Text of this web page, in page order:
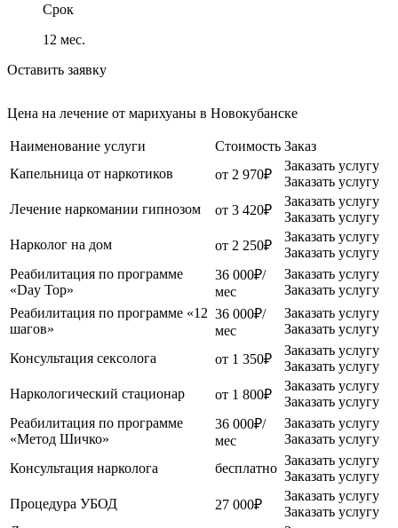
Срок
12 мес.
Оставить заявку
Цена на лечение от марихуаны в Новокубанске
Наименование услуги Стоимость Заказ
Капельница от наркотиков
от 2 970₽
Заказать услугу
Заказать услугу
Лечение наркомании гипнозом
от 3 420₽
Заказать услугу
Заказать услугу
Нарколог на дом
от 2 250₽
Заказать услугу
Заказать услугу
Реабилитация по программе
«Day Top»
36 000₽/
мес
Заказать услугу
Заказать услугу
Реабилитация по программе «12
шагов»
36 000₽/
мес
Заказать услугу
Заказать услугу
Консультация сексолога
от 1 350₽
Заказать услугу
Заказать услугу
Наркологический стационар
от 1 800₽
Заказать услугу
Заказать услугу
Реабилитация по программе
«Метод Шичко»
36 000₽/
мес
Заказать услугу
Заказать услугу
Консультация нарколога
бесплатно
Заказать услугу
Заказать услугу
Процедура УБОД
27 000₽
Заказать услугу
Заказать услугу